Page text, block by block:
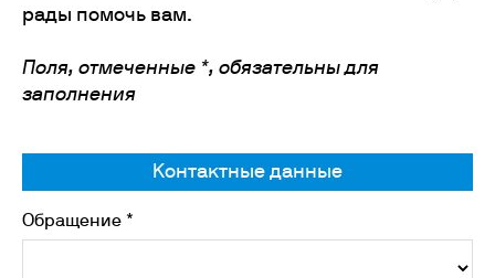
рады помочь вам.
Поля, отмеченные *, обязательны для
заполнения
Контактные данные
Обращение *